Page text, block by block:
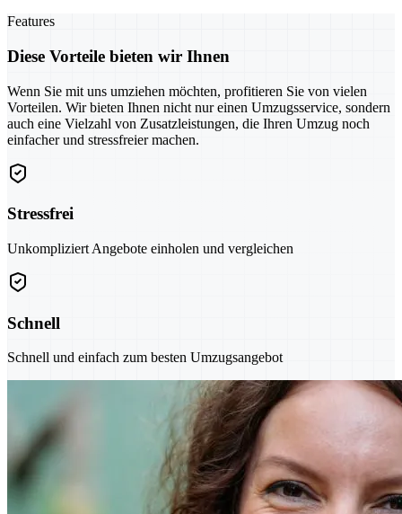
Features
Diese Vorteile bieten wir Ihnen
Wenn Sie mit uns umziehen möchten, profitieren Sie von vielen
Vorteilen. Wir bieten Ihnen nicht nur einen Umzugsservice, sondern
auch eine Vielzahl von Zusatzleistungen, die Ihren Umzug noch
einfacher und stressfreier machen.
Stressfrei
Unkompliziert Angebote einholen und vergleichen
Schnell
Schnell und einfach zum besten Umzugsangebot